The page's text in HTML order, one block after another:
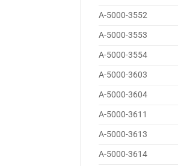
A-5000-3552
A-5000-3553
A-5000-3554
A-5000-3603
A-5000-3604
A-5000-3611
A-5000-3613
A-5000-3614